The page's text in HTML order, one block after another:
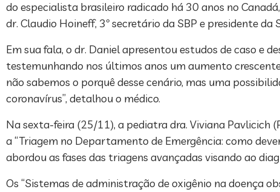
do especialista brasileiro radicado há 30 anos no
dr. Claudio Hoineff, 3º secretário da SBP e presidente da
Em sua fala, o dr. Daniel apresentou estudos de caso e
testemunhando nos últimos anos um aumento
não sabemos o porquê desse cenário, mas uma
coronavírus”, detalhou o médico.
Na sexta-feira (25/11), a pediatra dra. Viviana Pavlicich
a “Triagem no Departamento de Emergência: como
abordou as fases das triagens avançadas visando ao
Os “Sistemas de administração de oxigênio na doença